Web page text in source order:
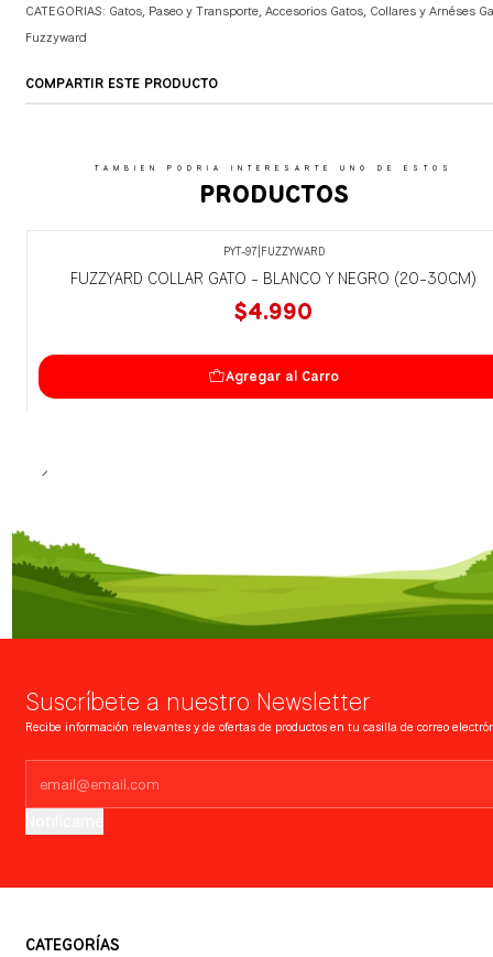
CATEGORIAS: Gatos, Paseo y Transporte,Accesorios Gatos, Collares y Arnéses
Fuzzyward
COMPARTIR ESTE PRODUCTO
TAMBIEN PODRIA INTERESARTE UNO DE ESTOS
PRODUCTOS
PYT-97| FUZZYWARD
FUZZYARD COLLAR GATO - BLANCO Y NEGRO (20-30CM)
$4.990
Agregar al Carro
Suscríbete a nuestro Newsletter
Recibe información relevantes y de ofertas de productos en tu casilla de correo
CATEGORÍAS